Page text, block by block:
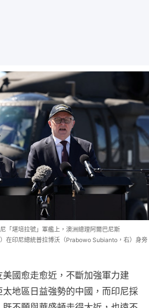
「堪培拉號」軍艦上，澳洲總理阿爾巴尼斯
在印尼總統普拉博沃（Prabowo Subianto，右）身旁
國愈走愈近，不斷加強軍力建
地區日益強勢的中國，而印尼採